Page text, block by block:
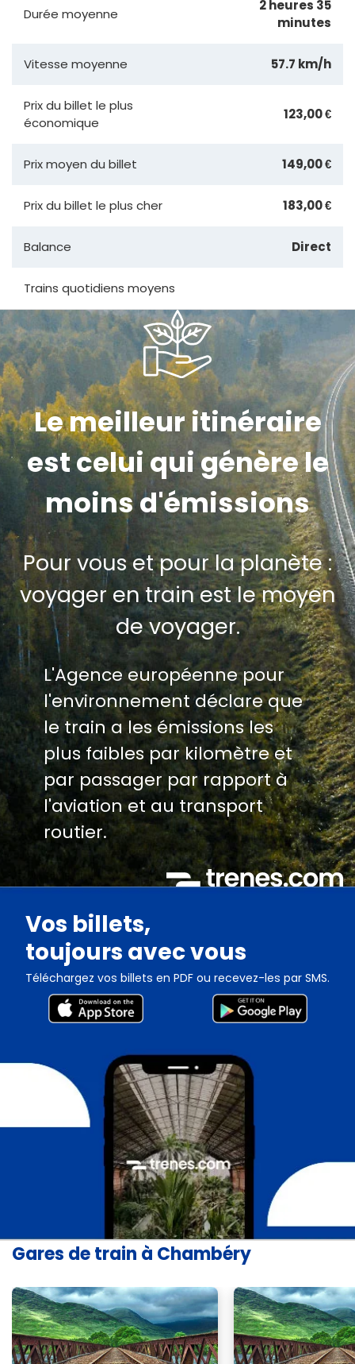
Durée moyenne
2 heures 35
minutes
Vitesse moyenne 57.7 km/h
Prix du billet le plus
économique
123,00 €
Prix moyen du billet 149,00 €
Prix du billet le plus cher 183,00 €
Balance Direct
Trains quotidiens moyens
Le meilleur itinéraire
est celui qui génère le
moins d'émissions
Pour vous et pour la planète :
voyager en train est le moyen
de voyager.
L'Agence européenne pour
l'environnement déclare que
le train a les émissions les
plus faibles par kilomètre et
par passager par rapport à
l'aviation et au transport
routier.
Vos billets,
toujours avec vous
Téléchargez vos billets en PDF ou recevez-les par SMS.
Gares de train à Chambéry